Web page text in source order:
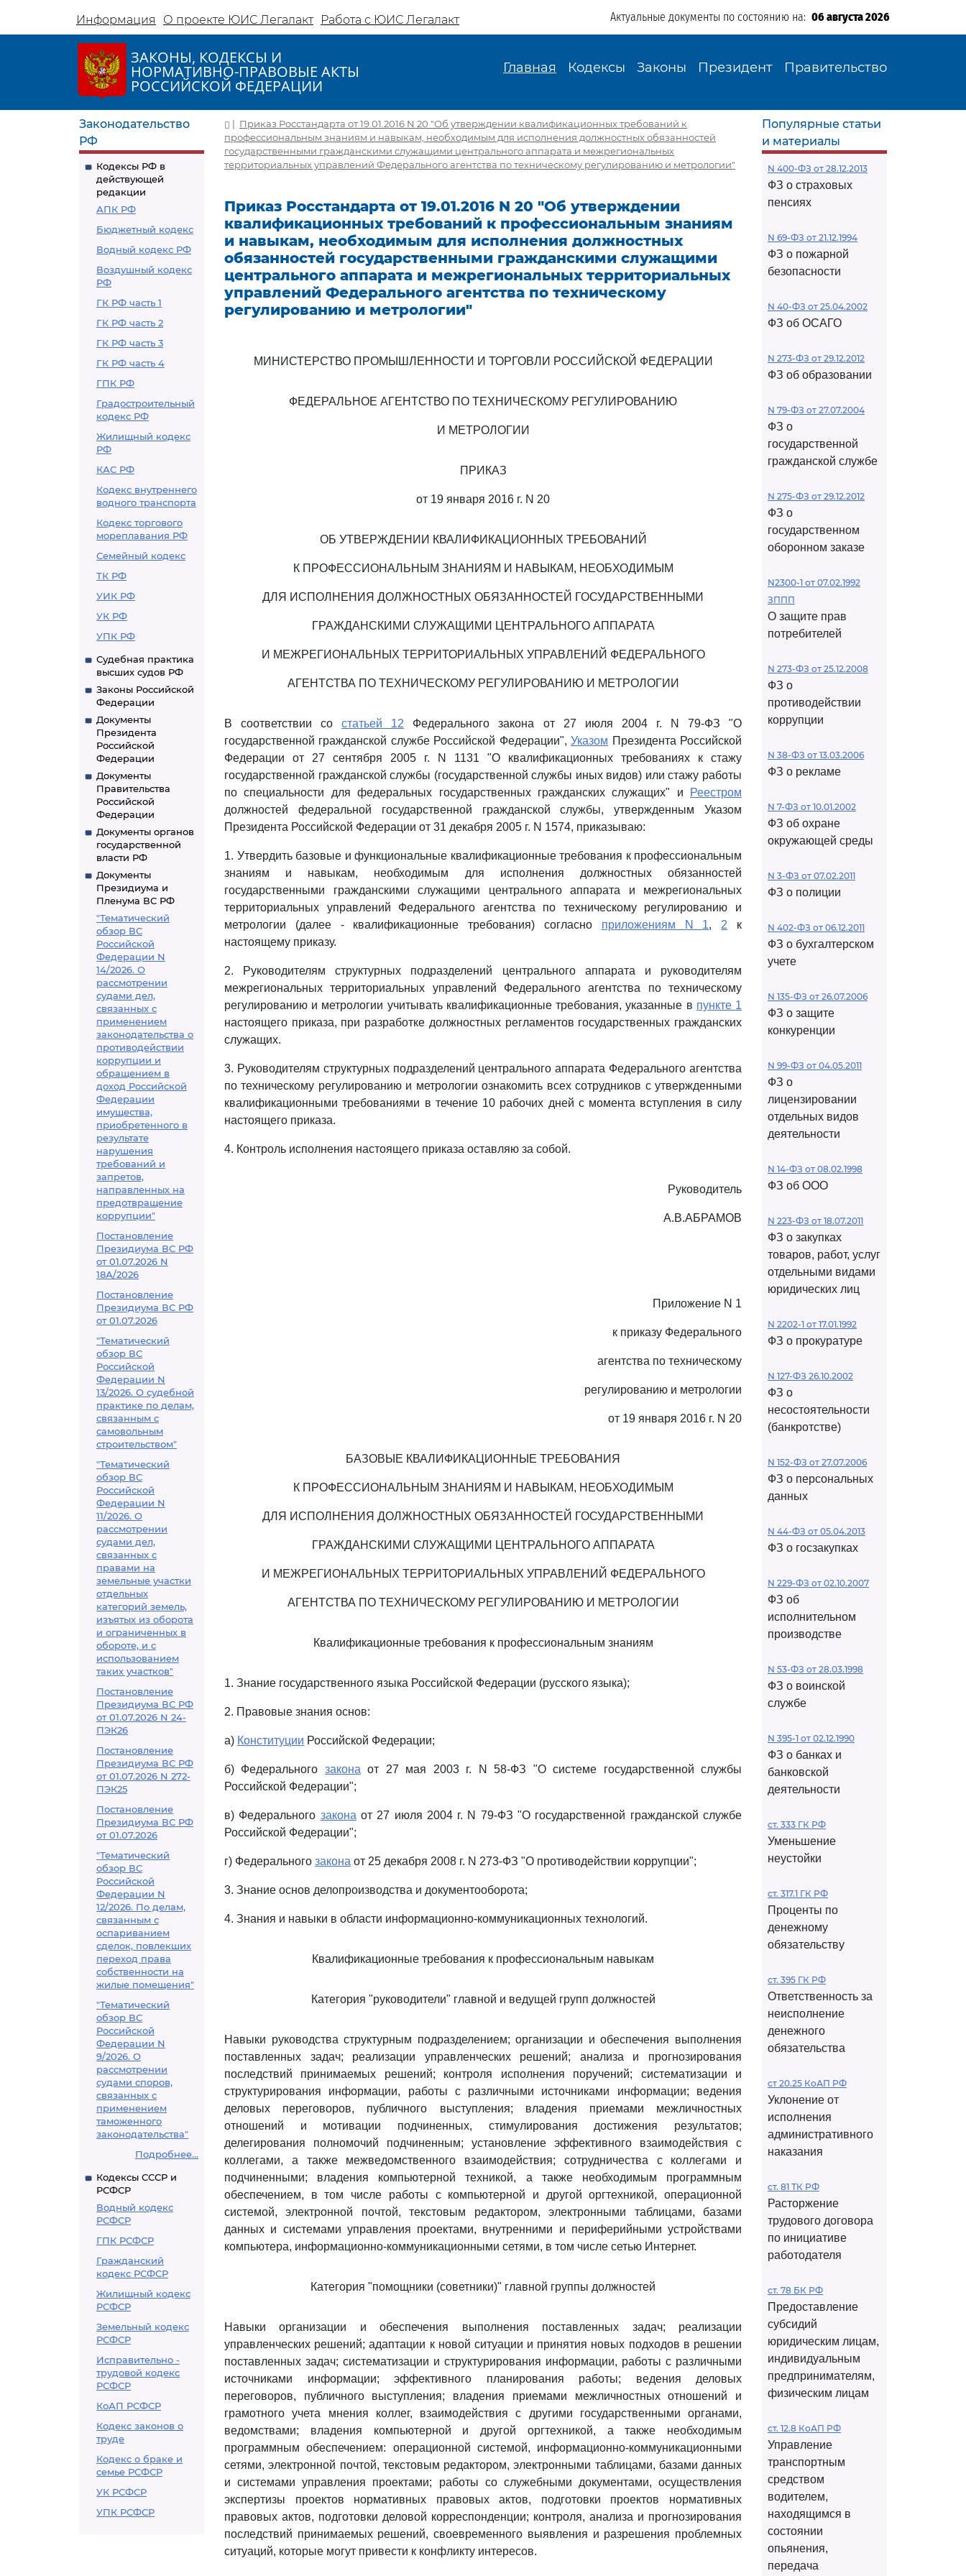
Информация О проекте ЮИС Легалакт Работа с ЮИС Легалакт Актуальные документы по состоянию на: 06 августа 2026
ЗАКОНЫ, КОДЕКСЫ И
НОРМАТИВНО-ПРАВОВЫЕ АКТЫ
РОССИЙСКОЙ ФЕДЕРАЦИИ
Главная Кодексы Законы Президент Правительство
Законодательство
РФ
Кодексы РФ в
действующей
редакции
АПК РФ
Бюджетный кодекс
Водный кодекс РФ
Воздушный кодекс
РФ
ГК РФ часть 1
ГК РФ часть 2
ГК РФ часть 3
ГК РФ часть 4
ГПК РФ
Градостроительный
кодекс РФ
Жилищный кодекс
РФ
КАС РФ
Кодекс внутреннего
водного транспорта
Кодекс торгового
мореплавания РФ
Семейный кодекс
ТК РФ
УИК РФ
УК РФ
УПК РФ
Судебная практика
высших судов РФ
Законы Российской
Федерации
Документы
Президента
Российской
Федерации
Документы
Правительства
Российской
Федерации
Документы органов
государственной
власти РФ
Документы
Президиума и
Пленума ВС РФ
"Тематический
обзор ВС
Российской
Федерации N
14/2026. О
рассмотрении
судами дел,
связанных с
применением
законодательства о
противодействии
коррупции и
обращением в
доход Российской
Федерации
имущества,
приобретенного в
результате
нарушения
требований и
запретов,
направленных на
предотвращение
коррупции"
Постановление
Президиума ВС РФ
от 01.07.2026 N
18А/2026
Постановление
Президиума ВС РФ
от 01.07.2026
"Тематический
обзор ВС
Российской
Федерации N
13/2026. О судебной
практике по делам,
связанным с
самовольным
строительством"
"Тематический
обзор ВС
Российской
Федерации N
11/2026. О
рассмотрении
судами дел,
связанных с
правами на
земельные участки
отдельных
категорий земель,
изъятых из оборота
и ограниченных в
обороте, и с
использованием
таких участков"
Постановление
Президиума ВС РФ
от 01.07.2026 N 24-
ПЭК26
Постановление
Президиума ВС РФ
от 01.07.2026 N 272-
ПЭК25
Постановление
Президиума ВС РФ
от 01.07.2026
"Тематический
обзор ВС
Российской
Федерации N
12/2026. По делам,
связанным с
оспариванием
сделок, повлекших
переход права
собственности на
жилые помещения"
"Тематический
обзор ВС
Российской
Федерации N
9/2026. О
рассмотрении
судами споров,
связанных с
применением
таможенного
законодательства"
Подробнее...
Кодексы СССР и
РСФСР
Водный кодекс
РСФСР
ГПК РСФСР
Гражданский
кодекс РСФСР
Жилищный кодекс
РСФСР
Земельный кодекс
РСФСР
Исправительно -
трудовой кодекс
РСФСР
КоАП РСФСР
Кодекс законов о
труде
Кодекс о браке и
семье РСФСР
УК РСФСР
УПК РСФСР
| Приказ Росстандарта от 19.01.2016 N 20 "Об утверждении квалификационных требований к
профессиональным знаниям и навыкам, необходимым для исполнения должностных обязанностей
государственными гражданскими служащими центрального аппарата и межрегиональных
территориальных управлений Федерального агентства по техническому регулированию и метрологии"
Приказ Росстандарта от 19.01.2016 N 20 "Об утверждении
квалификационных требований к профессиональным знаниям
и навыкам, необходимым для исполнения должностных
обязанностей государственными гражданскими служащими
центрального аппарата и межрегиональных территориальных
управлений Федерального агентства по техническому
регулированию и метрологии"
МИНИСТЕРСТВО ПРОМЫШЛЕННОСТИ И ТОРГОВЛИ РОССИЙСКОЙ ФЕДЕРАЦИИ
ФЕДЕРАЛЬНОЕ АГЕНТСТВО ПО ТЕХНИЧЕСКОМУ РЕГУЛИРОВАНИЮ
И МЕТРОЛОГИИ
ПРИКАЗ
от 19 января 2016 г. N 20
ОБ УТВЕРЖДЕНИИ КВАЛИФИКАЦИОННЫХ ТРЕБОВАНИЙ
К ПРОФЕССИОНАЛЬНЫМ ЗНАНИЯМ И НАВЫКАМ, НЕОБХОДИМЫМ
ДЛЯ ИСПОЛНЕНИЯ ДОЛЖНОСТНЫХ ОБЯЗАННОСТЕЙ ГОСУДАРСТВЕННЫМИ
ГРАЖДАНСКИМИ СЛУЖАЩИМИ ЦЕНТРАЛЬНОГО АППАРАТА
И МЕЖРЕГИОНАЛЬНЫХ ТЕРРИТОРИАЛЬНЫХ УПРАВЛЕНИЙ ФЕДЕРАЛЬНОГО
АГЕНТСТВА ПО ТЕХНИЧЕСКОМУ РЕГУЛИРОВАНИЮ И МЕТРОЛОГИИ
В соответствии состатьей 12 Федерального закона от 27 июля 2004 г. N 79-ФЗ "О
государственной гражданской службе Российской Федерации",Указом Президента Российской
Федерации от 27 сентября 2005 г. N 1131 "О квалификационных требованиях к стажу
государственной гражданской службы (государственной службы иных видов) или стажу работы
по специальности для федеральных государственных гражданских служащих" и
Реестром
должностей федеральной государственной гражданской службы, утвержденным Указом
Президента Российской Федерации от 31 декабря 2005 г. N 1574, приказываю:
1. Утвердить базовые и функциональные квалификационные требования к профессиональным
знаниям и навыкам, необходимым для исполнения должностных обязанностей
государственными гражданскими служащими центрального аппарата и межрегиональных
территориальных управлений Федерального агентства по техническому регулированию и
метрологии (далее - квалификационные требования) согласно приложениям N 1, 2 к
настоящему приказу.
2. Руководителям структурных подразделений центрального аппарата и руководителям
межрегиональных территориальных управлений Федерального агентства по техническому
регулированию и метрологии учитывать квалификационные требования, указанные в пункте 1
настоящего приказа, при разработке должностных регламентов государственных гражданских
служащих.
3. Руководителям структурных подразделений центрального аппарата Федерального агентства
по техническому регулированию и метрологии ознакомить всех сотрудников с утвержденными
квалификационными требованиями в течение 10 рабочих дней с момента вступления в силу
настоящего приказа.
4. Контроль исполнения настоящего приказа оставляю за собой.
Руководитель
А.В.АБРАМОВ
Приложение N 1
к приказу Федерального
агентства по техническому
регулированию и метрологии
от 19 января 2016 г. N 20
БАЗОВЫЕ КВАЛИФИКАЦИОННЫЕ ТРЕБОВАНИЯ
К ПРОФЕССИОНАЛЬНЫМ ЗНАНИЯМ И НАВЫКАМ, НЕОБХОДИМЫМ
ДЛЯ ИСПОЛНЕНИЯ ДОЛЖНОСТНЫХ ОБЯЗАННОСТЕЙ ГОСУДАРСТВЕННЫМИ
ГРАЖДАНСКИМИ СЛУЖАЩИМИ ЦЕНТРАЛЬНОГО АППАРАТА
И МЕЖРЕГИОНАЛЬНЫХ ТЕРРИТОРИАЛЬНЫХ УПРАВЛЕНИЙ ФЕДЕРАЛЬНОГО
АГЕНТСТВА ПО ТЕХНИЧЕСКОМУ РЕГУЛИРОВАНИЮ И МЕТРОЛОГИИ
Квалификационные требования к профессиональным знаниям
1. Знание государственного языка Российской Федерации (русского языка);
2. Правовые знания основ:
а) Конституции Российской Федерации;
б) Федерального закона от 27 мая 2003 г. N 58-ФЗ "О системе государственной службы
Российской Федерации";
в) Федерального закона от 27 июля 2004 г. N 79-ФЗ "О государственной гражданской службе
Российской Федерации";
г) Федерального закона от 25 декабря 2008 г. N 273-ФЗ "О противодействии коррупции";
3. Знание основ делопроизводства и документооборота;
4. Знания и навыки в области информационно-коммуникационных технологий.
Квалификационные требования к профессиональным навыкам
Категория "руководители" главной и ведущей групп должностей
Навыки руководства структурным подразделением; организации и обеспечения выполнения
поставленных задач; реализации управленческих решений; анализа и прогнозирования
последствий принимаемых решений; контроля исполнения поручений; систематизации и
структурирования информации, работы с различными источниками информации; ведения
деловых переговоров, публичного выступления; владения приемами межличностных
отношений и мотивации подчиненных, стимулирования достижения результатов;
делегирования полномочий подчиненным; установление эффективного взаимодействия с
коллегами, а также межведомственного взаимодействия; сотрудничества с коллегами и
подчиненными; владения компьютерной техникой, а также необходимым программным
обеспечением, в том числе работы с компьютерной и другой оргтехникой, операционной
системой, электронной почтой, текстовым редактором, электронными таблицами, базами
данных и системами управления проектами, внутренними и периферийными устройствами
компьютера, информационно-коммуникационными сетями, в том числе сетью Интернет.
Категория "помощники (советники)" главной группы должностей
Навыки организации и обеспечения выполнения поставленных задач; реализации
управленческих решений; адаптации к новой ситуации и принятия новых подходов в решении
поставленных задач; систематизации и структурирования информации, работы с различными
источниками информации; эффективного планирования работы; ведения деловых
переговоров, публичного выступления; владения приемами межличностных отношений и
грамотного учета мнения коллег, взаимодействия с другими государственными органами,
ведомствами; владения компьютерной и другой оргтехникой, а также необходимым
программным обеспечением: операционной системой, информационно-коммуникационными
сетями, электронной почтой, текстовым редактором, электронными таблицами, базами данных
и системами управления проектами; работы со служебными документами, осуществления
экспертизы проектов нормативных правовых актов, подготовки проектов нормативных
правовых актов, подготовки деловой корреспонденции; контроля, анализа и прогнозирования
последствий принимаемых решений, своевременного выявления и разрешения проблемных
ситуаций, которые могут привести к конфликту интересов.
Популярные статьи
и материалы
N 400-ФЗ от 28.12.2013
ФЗ о страховых
пенсиях
N 69-ФЗ от 21.12.1994
ФЗ о пожарной
безопасности
N 40-ФЗ от 25.04.2002
ФЗ об ОСАГО
N 273-ФЗ от 29.12.2012
ФЗ об образовании
N 79-ФЗ от 27.07.2004
ФЗ о
государственной
гражданской службе
N 275-ФЗ от 29.12.2012
ФЗ о
государственном
оборонном заказе
N2300-1 от 07.02.1992
ЗППП
О защите прав
потребителей
N 273-ФЗ от 25.12.2008
ФЗ о
противодействии
коррупции
N 38-ФЗ от 13.03.2006
ФЗ о рекламе
N 7-ФЗ от 10.01.2002
ФЗ об охране
окружающей среды
N 3-ФЗ от 07.02.2011
ФЗ о полиции
N 402-ФЗ от 06.12.2011
ФЗ о бухгалтерском
учете
N 135-ФЗ от 26.07.2006
ФЗ о защите
конкуренции
N 99-ФЗ от 04.05.2011
ФЗ о
лицензировании
отдельных видов
деятельности
N 14-ФЗ от 08.02.1998
ФЗ об ООО
N 223-ФЗ от 18.07.2011
ФЗ о закупках
товаров, работ, услуг
отдельными видами
юридических лиц
N 2202-1 от 17.01.1992
ФЗ о прокуратуре
N 127-ФЗ 26.10.2002
ФЗ о
несостоятельности
(банкротстве)
N 152-ФЗ от 27.07.2006
ФЗ о персональных
данных
N 44-ФЗ от 05.04.2013
ФЗ о госзакупках
N 229-ФЗ от 02.10.2007
ФЗ об
исполнительном
производстве
N 53-ФЗ от 28.03.1998
ФЗ о воинской
службе
N 395-1 от 02.12.1990
ФЗ о банках и
банковской
деятельности
ст. 333 ГК РФ
Уменьшение
неустойки
ст. 317.1 ГК РФ
Проценты по
денежному
обязательству
ст. 395 ГК РФ
Ответственность за
неисполнение
денежного
обязательства
ст 20.25 КоАП РФ
Уклонение от
исполнения
административного
наказания
ст. 81 ТК РФ
Расторжение
трудового договора
по инициативе
работодателя
ст. 78 БК РФ
Предоставление
субсидий
юридическим лицам,
индивидуальным
предпринимателям,
физическим лицам
ст. 12.8 КоАП РФ
Управление
транспортным
средством
водителем,
находящимся в
состоянии
опьянения,
передача